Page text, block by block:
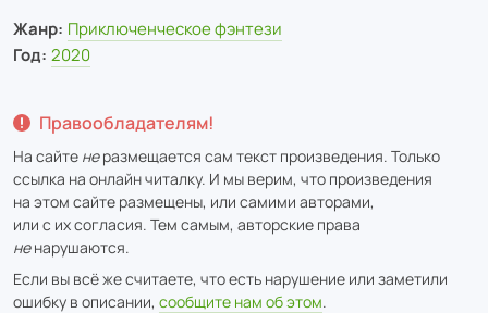
Жанр: Приключенческое фэнтези
Год: 2020
Правообладателям!
На сайте неразмещается сам текст произведения. Только
ссылка на онлайн читалку. И мы верим, что произведения
на этом сайте размещены, или самими авторами,
или с их согласия. Тем самым, авторские права
ненарушаются.
Если вы всё же считаете, что есть нарушение или заметили
ошибку в описании, сообщите нам об этом.